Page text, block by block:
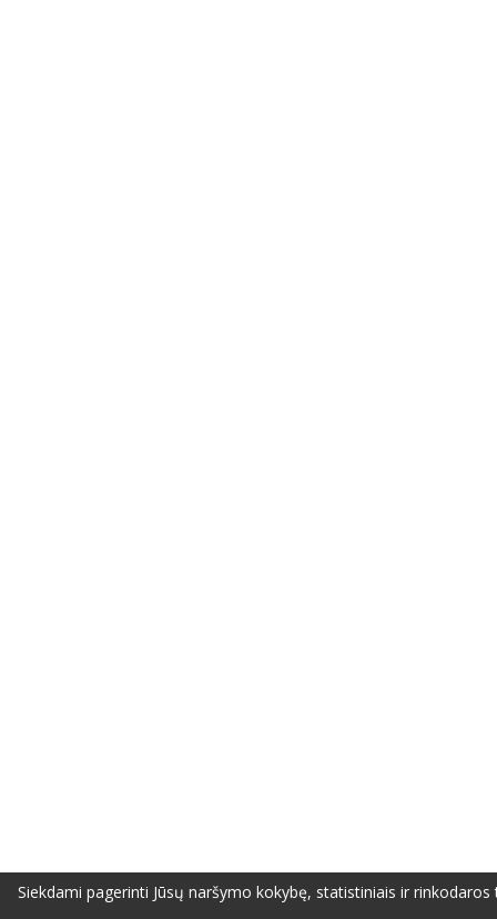
Siekdami pagerinti Jūsų naršymo kokybę, statistiniais ir